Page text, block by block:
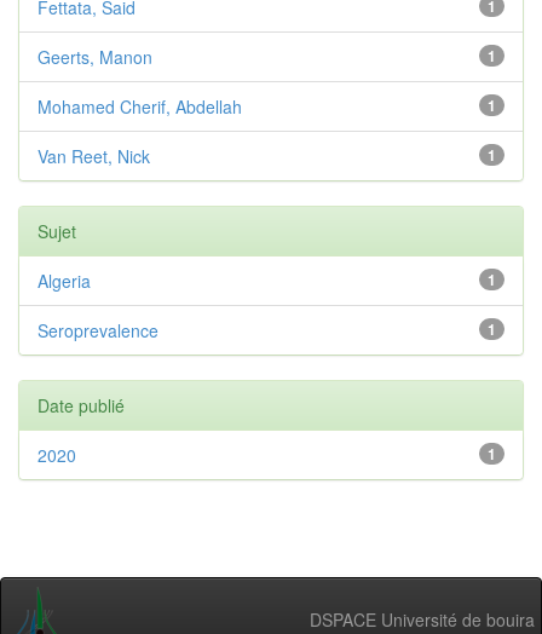
1
Fettata, Said
1
Geerts, Manon
1
Mohamed Cherif, Abdellah
1
Van Reet, Nick
Sujet
1
Algeria
1
Seroprevalence
Date publié
1
2020
DSPACE Université de bouira